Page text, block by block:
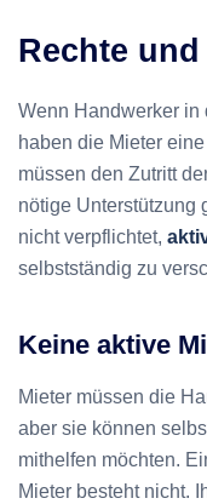
Rechte
Wenn Handwerker in
haben die Mieter
müssen den Zutritt
nötige Unterstützung
nicht verpflichtet,
selbstständig zu
Keine aktive
Mieter müssen die
aber sie können
mithelfen möchten.
Mieter besteht nicht.